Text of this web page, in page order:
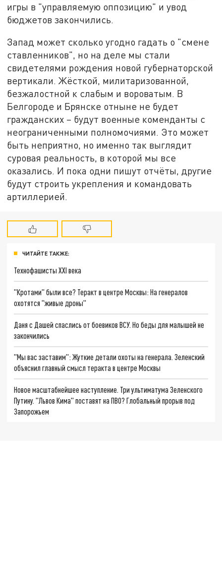
игры в "управляемую оппозицию" и увод
бюджетов закончились.
Запад может сколько угодно гадать о "смене
ставленников", но на деле мы стали
свидетелями рождения новой губернаторской
вертикали. Жёсткой, милитаризованной,
безжалостной к слабым и вороватым. В
Белгороде и Брянске отныне не будет
гражданских – будут военные коменданты с
неограниченными полномочиями. Это может
быть неприятно, но именно так выглядит
суровая реальность, в которой мы все
оказались. И пока одни пишут отчёты, другие
будут строить укрепления и командовать
артиллерией.
ЧИТАЙТЕ ТАКЖЕ:
Технофашисты XXI века
"Кротами" были все? Теракт в центре Москвы: На генералов
охотятся "живые дроны"
Даня с Дашей спаслись от боевиков ВСУ. Но беды для малышей не
закончились
"Мы вас заставим": Жуткие детали охоты на генерала. Зеленский
объяснил главный смысл теракта в центре Москвы
Новое масштабнейшее наступление. Три ультиматума Зеленского
Путину. "Львов Кима" поставят на ПВО? Глобальный прорыв под
Запорожьем